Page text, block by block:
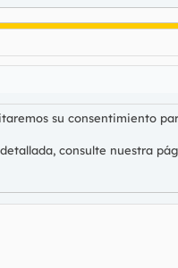
su consentimiento
consulte nuestra